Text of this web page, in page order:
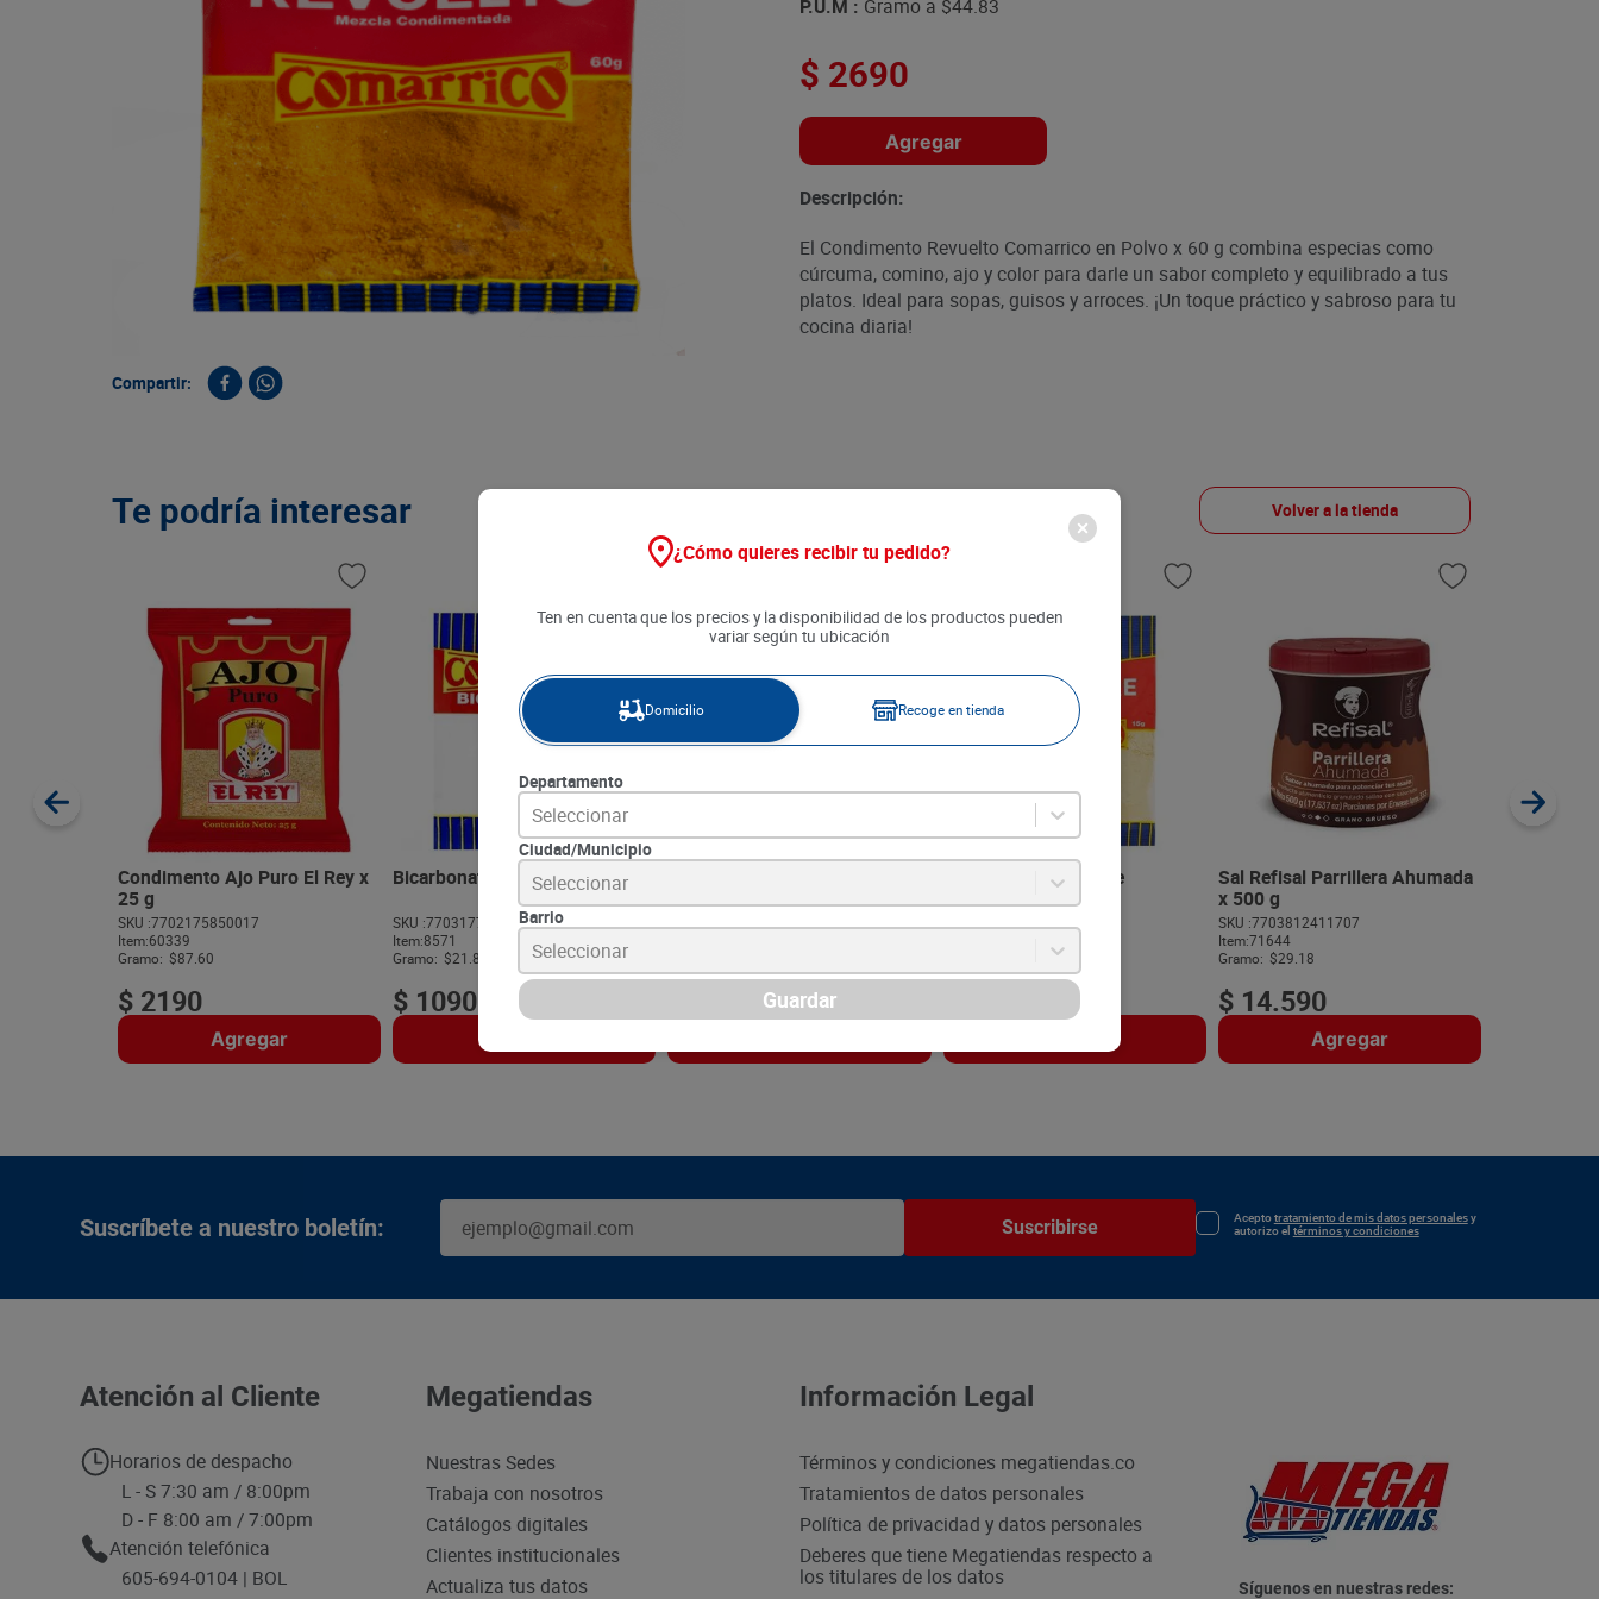
9.
queso
10. papa
Compartir:
P.U.M : Gramo a $44.83
$ 2690
Agregar
Descripción:
El Condimento Revuelto Comarrico en Polvo x 60 g combina especias como
cúrcuma, comino, ajo y color para darle un sabor completo y equilibrado a tus
platos. Ideal para sopas, guisos y arroces. ¡Un toque práctico y sabroso para tu
cocina diaria!
Te podría interesar Volver a la tienda
Condimento Ajo Puro El Rey x
25 g
SKU :7702175850017
Item:60339
Gramo: $87.60
$ 2190
Agregar
Bicarbonato Comarrico x 50 g
SKU :7703177008642
Item:8571
Gramo: $21.80
$ 1090
Condimento Jengibre
Comarrico x 15 g
Sal Refisal Parrillera Ahumada
x 500 g
SKU :7703812411707
Item:71644
Gramo: $29.18
$ 14.590
Agregar
:5798
Suscríbete a nuestro boletín: Suscribirse Aceptotratamiento de mis datos personalesy
autorizo el términos y condiciones
Atención al Cliente
Horarios de despacho
L - S 7:30 am / 8:00pm
D - F 8:00 am / 7:00pm
Atención telefónica
605-694-0104 | BOL
Megatiendas
Nuestras Sedes
Trabaja con nosotros
Catálogos digitales
Clientes institucionales
Actualiza tus datos
Información Legal
Términos y condiciones megatiendas.co
Tratamientos de datos personales
Política de privacidad y datos personales
Deberes que tiene Megatiendas respecto a
los titulares de los datos
Síguenos en nuestras redes:
¿Cómo quieres recibir tu pedido?
Ten en cuenta que los precios y la disponibilidad de los productos pueden
variar según tu ubicación
Domicilio Recoge en tienda
Departamento
Seleccionar
Ciudad/Municipio
Seleccionar
Barrio
Seleccionar
Guardar